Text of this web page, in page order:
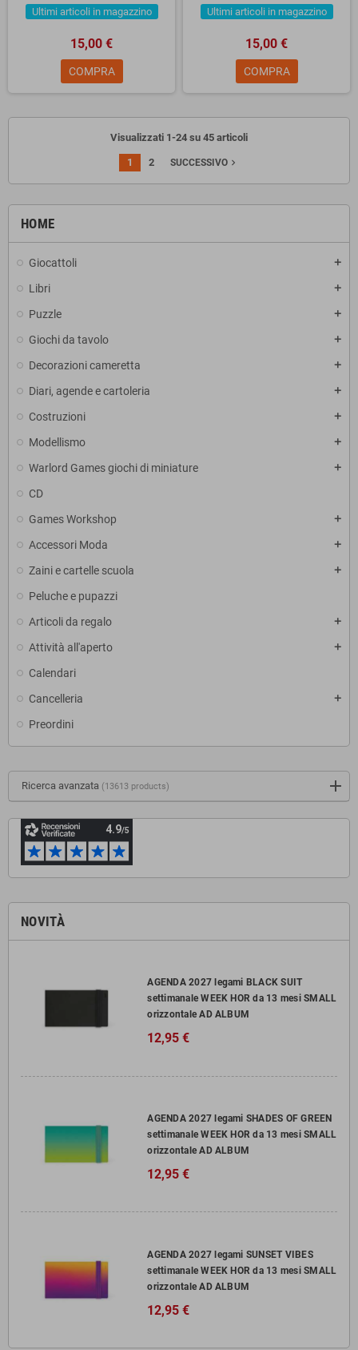
HOME
Giocattoli add
Libri add
Puzzle add
Giochi da tavolo add
Decorazioni cameretta add
Diari, agende e cartoleria add
Costruzioni add
Modellismo add
Warlord Games giochi di miniature add
CD
Games Workshop
add
Accessori Moda add
Zaini e cartelle scuola add
Peluche e pupazzi
Articoli da regalo
add
Attività all'aperto add
Calendari
Cancelleria
add
Preordini
Ricerca avanzata (13613 products)
NOVITÀ
AGENDA 2027 legami BLACK SUIT
settimanale WEEK HOR da 13 mesi SMALL
orizzontale AD ALBUM
12,95 €
AGENDA 2027 legami SHADES OF GREEN
settimanale WEEK HOR da 13 mesi SMALL
orizzontale AD ALBUM
12,95 €
AGENDA 2027 legami SUNSET VIBES
settimanale WEEK HOR da 13 mesi SMALL
orizzontale AD ALBUM
12,95 €
Ultimi articoli in magazzino
15,00 €
COMPRA
Ultimi articoli in magazzino
15,00 €
COMPRA
Visualizzati 1-24 su 45 articoli
1 2 SUCCESSIVO navigate_next